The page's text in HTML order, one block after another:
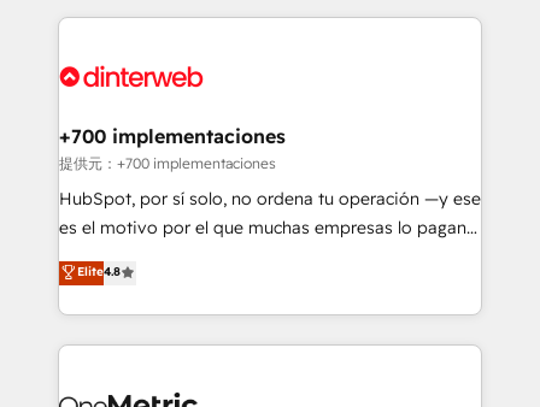
implement, and optimize systems to enhance user
marketing, and service teams. From setup to
management, and speed up deal closures. With 500+
projects completed, our Agile approach ensures your
HubSpot CRM drives measurable results. Our
RevOps services align your sales, marketing, and
optimize the revenue lifecycle—lead generation to
retention—by refining processes and eliminating
maximize profitability and adapt to your goals.
+700 implementaciones
提供元：+700 implementaciones
HubSpot, por sí solo, no ordena tu operación —y ese
es el motivo por el que muchas empresas lo pagan y
aun así no crecen. Suele ser un círculo: procesos que
no generan datos confiables, datos que no permiten
decidir bien, y decisiones que no logran mejorar los
procesos. Y así, vuelta tras vuelta, el negocio gira sin
el CRM y más con cómo opera la empresa por
Elite4.8